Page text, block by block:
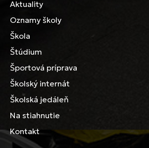
Aktuality
Oznamy školy
Škola
Štúdium
Športová príprava
Školský internát
Školská jedáleň
Na stiahnutie
Kontakt